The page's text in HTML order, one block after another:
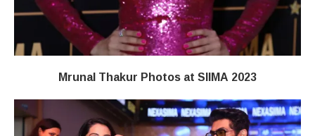
Mrunal Thakur Photos at SIIMA 2023